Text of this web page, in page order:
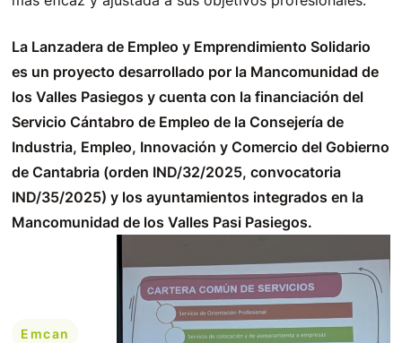
La Lanzadera de Empleo y Emprendimiento Solidario
es un proyecto desarrollado por la Mancomunidad de
los Valles Pasiegos y cuenta con la financiación del
Servicio Cántabro de Empleo de la Consejería de
Industria, Empleo, Innovación y Comercio del Gobierno
de Cantabria (orden IND/32/2025, convocatoria
IND/35/2025) y los ayuntamientos integrados en la
Mancomunidad de los Valles Pasi Pasiegos.
Emcan